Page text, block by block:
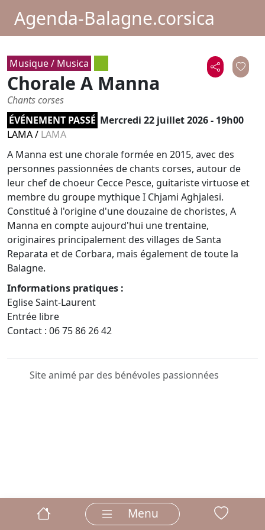
Agenda-Balagne.corsica
Musique / Musica
Chorale A Manna
Chants corses
ÉVÉNEMENT PASSÉ Mercredi 22 juillet 2026 - 19h00
LAMA/ LAMA
A Manna est une chorale formée en 2015, avec des
personnes passionnées de chants corses, autour de
leur chef de choeur Cecce Pesce, guitariste virtuose et
membre du groupe mythique I Chjami Aghjalesi.
Constitué à l'origine d'une douzaine de choristes, A
Manna en compte aujourd'hui une trentaine,
originaires principalement des villages de Santa
Reparata et de Corbara, mais également de toute la
Balagne.
Informations pratiques :
Eglise Saint-Laurent
Entrée libre
Contact : 06 75 86 26 42
Site animé par des bénévoles passionnées
Menu